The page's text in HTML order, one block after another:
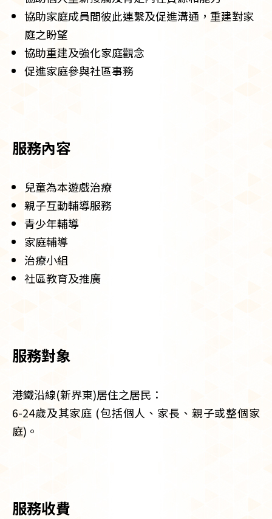
協助家庭成員間彼此連繫及促進溝通，重建對家
庭之盼望
協助重建及強化家庭觀念
促進家庭參與社區事務
服務內容
兒童為本遊戲治療
親子互動輔導服務
青少年輔導
家庭輔導
治療小組
社區教育及推廣
服務對象
港鐵沿線(新界東)居住之居民：
6-24歲及其家庭 (包括個人、家長、親子或整個家
庭)。
服務收費